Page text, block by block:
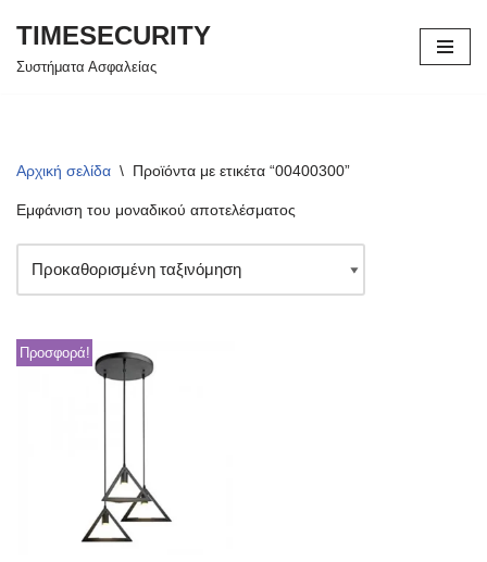
Μεταπηδήστε
TIMESECURITY
Συστήματα Ασφαλείας
Αρχική σελίδα \ Προϊόντα με ετικέτα “00400300”
Εμφάνιση του μοναδικού αποτελέσματος
Προσφορά!